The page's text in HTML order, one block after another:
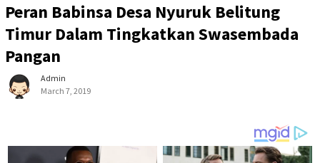
Peran Babinsa Desa Nyuruk Belitung
Timur Dalam Tingkatkan Swasembada
Pangan
Admin
March 7, 2019